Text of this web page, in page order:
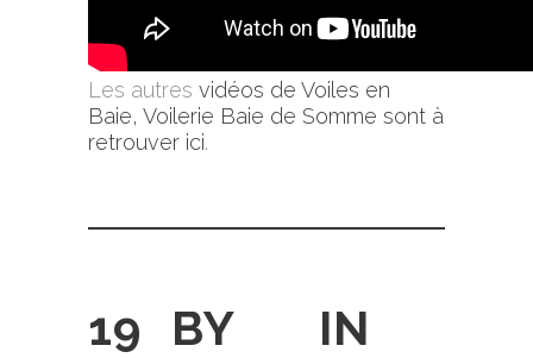
Les autres vidéos de Voiles en
Baie, Voilerie Baie de Somme sont à
retrouver ici.
19 BY IN